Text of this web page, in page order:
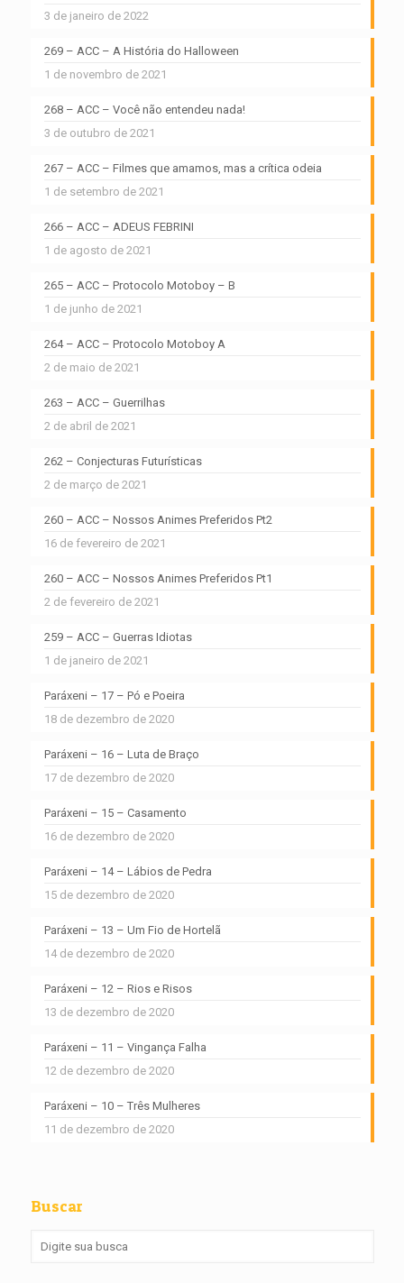
3 de janeiro de 2022
269 – ACC – A História do Halloween
1 de novembro de 2021
268 – ACC – Você não entendeu nada!
3 de outubro de 2021
267 – ACC – Filmes que amamos, mas a crítica odeia
1 de setembro de 2021
266 – ACC – ADEUS FEBRINI
1 de agosto de 2021
265 – ACC – Protocolo Motoboy – B
1 de junho de 2021
264 – ACC – Protocolo Motoboy A
2 de maio de 2021
263 – ACC – Guerrilhas
2 de abril de 2021
262 – Conjecturas Futurísticas
2 de março de 2021
260 – ACC – Nossos Animes Preferidos Pt2
16 de fevereiro de 2021
260 – ACC – Nossos Animes Preferidos Pt1
2 de fevereiro de 2021
259 – ACC – Guerras Idiotas
1 de janeiro de 2021
Paráxeni – 17 – Pó e Poeira
18 de dezembro de 2020
Paráxeni – 16 – Luta de Braço
17 de dezembro de 2020
Paráxeni – 15 – Casamento
16 de dezembro de 2020
Paráxeni – 14 – Lábios de Pedra
15 de dezembro de 2020
Paráxeni – 13 – Um Fio de Hortelã
14 de dezembro de 2020
Paráxeni – 12 – Rios e Risos
13 de dezembro de 2020
Paráxeni – 11 – Vingança Falha
12 de dezembro de 2020
Paráxeni – 10 – Três Mulheres
11 de dezembro de 2020
Buscar